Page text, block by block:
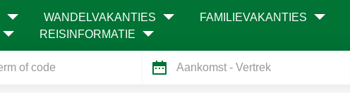
WANDELVAKANTIES FAMILIEVAKANTIES
REISINFORMATIE
Aankomst - Vertrek